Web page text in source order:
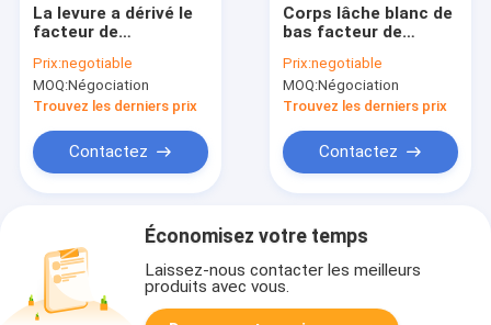
La levure a dérivé le
facteur de
épidermique de
recombinaison 6.3KD
EGF humain pour le
Prix:negotiable
MOQ:Négociation
Trouvez les derniers prix
Contactez
Corps lâche blanc de
bas facteur de
épidermique humain
de recombinaison
d'endotoxine
Prix:negotiable
MOQ:Négociation
Trouvez les derniers prix
Contactez
Économisez votre temps
Laissez-nous contacter les meilleurs
produits avec vous.